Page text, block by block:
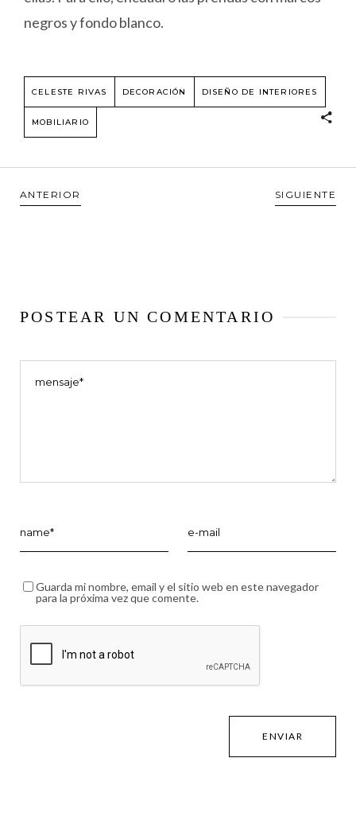
negros y fondo blanco.
CELESTE RIVAS DECORACIÓN DISEÑO DE INTERIORES
MOBILIARIO
ANTERIOR SIGUIENTE
POSTEAR UN COMENTARIO
Guarda mi nombre, email y el sitio web en este navegador
para la próxima vez que comente.